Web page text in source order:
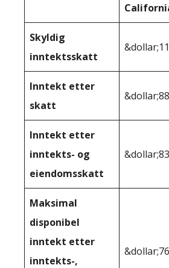
Skyldig
inntektsskatt
Inntekt etter
skatt
Inntekt etter
inntekts- og
eiendomsskatt
Maksimal
disponibel
inntekt etter
inntekts-,